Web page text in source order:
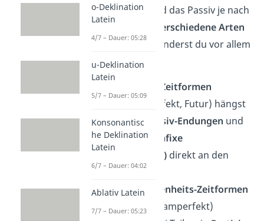
Im Lateinischen wird das Passiv je nach
auf zwei verschiedene Arten
gebildet. Dabei veränderst du vor allem
dasVerb:
Präsens-Zeitformen
(Präsens, Imperfekt, Futur) hängst
du spezielle
Passiv-Endungen und
teilweise auch
Infixe
(Tempuszeichen)direkt an den
Verbstamm.
In den Vergangenheits-Zeitformen
(Perfekt, Plusquamperfekt)
o-Deklination
Latein
4/7 – Dauer: 05:28
u-Deklination
Latein
5/7 – Dauer: 05:09
Konsonantisc
he Deklination
Latein
6/7 – Dauer: 04:02
Ablativ Latein
7/7 – Dauer: 05:23